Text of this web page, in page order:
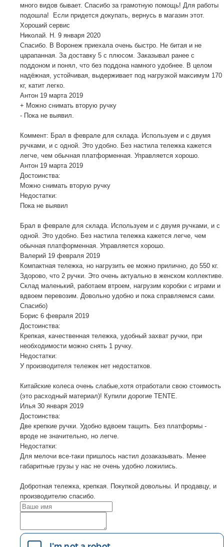
много видов бывает. Спасибо за грамотную помощь! Для работы
подошла! Если придется докупать, вернусь в магазин этот.
Хороший сервис
Николай. Н. 9 января 2020
Спасибо. В Воронеж приехала очень быстро. Не битая и не
царапанная. За доставку 5 с плюсом. Заказывал ранее с
поддоном и понял, что без поддона намного удобнее. В целом
надёжная, устойчивая, выдерживает под нагрузкой максимум 170
кг, катит легко.
Антон 19 марта 2019
+ Можно снимать вторую ручку
- Пока не выявил.
Коммент: Брал в феврале для склада. Используем и с двумя
ручками, и с одной. Это удобно. Без настила тележка кажется
легче, чем обычная платформенная. Управляется хорошо.
Антон 19 марта 2019
Достоинства:
Можно снимать вторую ручку
Недостатки:
Пока не выявил
Брал в феврале для склада. Используем и с двумя ручками, и с
одной. Это удобно. Без настила тележка кажется легче, чем
обычная платформенная. Управляется хорошо.
Валерий 19 февраля 2019
Компактная тележка, но нагрузить ее можно прилично, до 550 кг.
Здорово, что 2 ручки. Это очень актуально в женском коллективе.
Склад маленький, работаем втроем, нагрузим коробки с играми и
вдвоем перевозим. Довольно удобно и пока справляемся сами.
Спасибо)
Борис 6 февраля 2019
Достоинства:
Крепкая, качественная тележка, удобный захват ручки, при
необходимости можно снять 1 ручку.
Недостатки:
У производителя тележек нет недостатков.
Китайские колеса очень слабые,хотя отработали свою стоимость
(это расходный материал)! Купили дорогие TENTE.
Илья 30 января 2019
Достоинства:
Две крепкие ручки. Удобно вдвоем тащить. Без платформы -
вроде не значительно, но легче.
Недостатки:
Для мелочи все-таки пришлось настил дозаказывать. Менее
габаритные грузы у нас не очень удобно ложились.
Добротная тележка, крепкая. Покупкой довольны. И продавцу, и
производителю спасибо.